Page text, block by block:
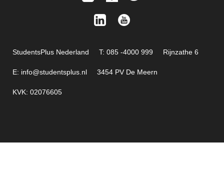
StudentsPlus Nederland T: 085 -4000 999 Rijnzathe 6
E: info@studentsplus.nl 3454 PV De Meern
KVK: 02076605